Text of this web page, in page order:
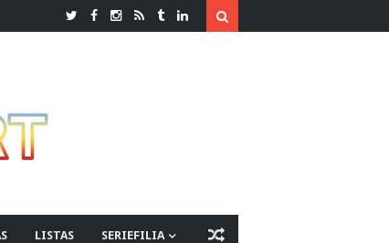
LISTAS SERIEFILIA